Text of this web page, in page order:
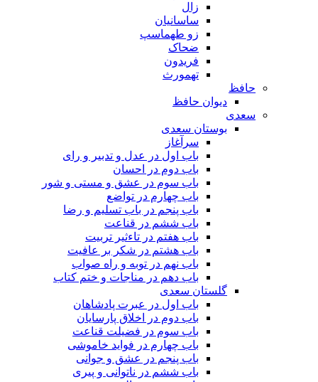
زال
ساسانیان
زو طهماسپ‏
ضحاک
فریدون
تهمورث
حافظ
دیوان حافظ
سعدی
بوستان سعدی
سرآغاز
باب اول در عدل و تدبیر و رای
باب دوم در احسان
باب سوم در عشق و مستی و شور
باب چهارم در تواضع
باب پنجم در باب تسلیم و رضا
باب ششم در قناعت
باب هفتم در تاءثیر تربیت
باب هشتم در شکر بر عافیت
باب نهم در توبه و راه صواب
باب دهم در مناجات و ختم کتاب
گلستان سعدی
باب اول در عبرت پادشاهان
باب دوم در اخلاق پارسایان
باب سوم در فضیلت قناعت
باب چهارم در فواید خاموشى
باب پنجم در عشق و جوانى
باب ششم در ناتوانى و پیرى